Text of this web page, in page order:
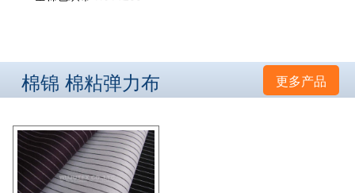
棉锦 棉粘弹力布 更多产品